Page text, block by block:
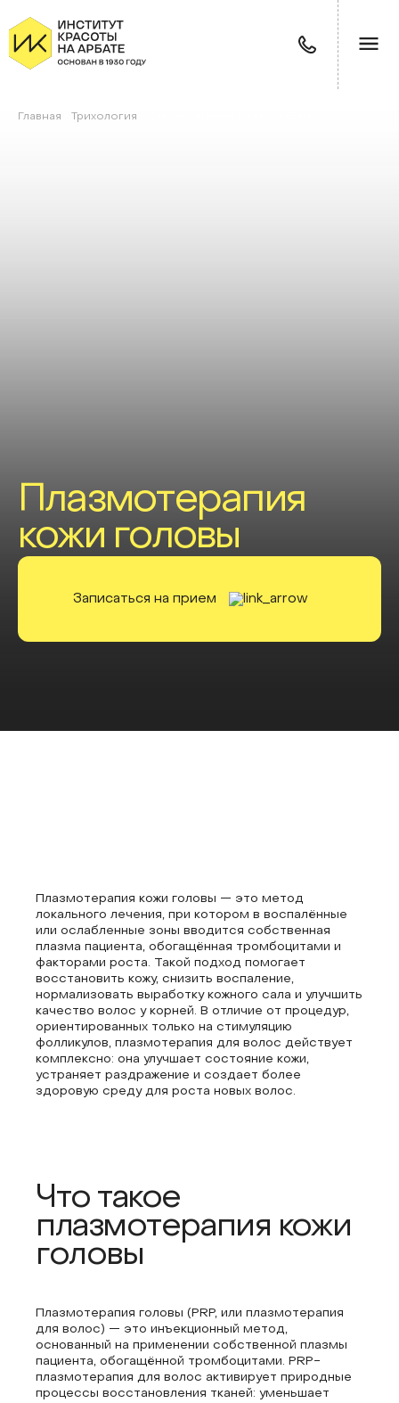
Главная Трихология
Плазмотерапия
кожи головы
Записаться на прием
Плазмотерапия кожи головы — это метод
локального лечения, при котором в воспалённые
или ослабленные зоны вводится собственная
плазма пациента, обогащённая тромбоцитами и
факторами роста. Такой подход помогает
восстановить кожу, снизить воспаление,
нормализовать выработку кожного сала и улучшить
качество волос у корней. В отличие от процедур,
ориентированных только на стимуляцию
фолликулов, плазмотерапия для волос действует
комплексно: она улучшает состояние кожи,
устраняет раздражение и создает более
здоровую среду для роста новых волос.
Что такое
плазмотерапия кожи
головы
Плазмотерапия головы (PRP, или плазмотерапия
для волос) — это инъекционный метод,
основанный на применении собственной плазмы
пациента, обогащённой тромбоцитами. PRP-
плазмотерапия для волос активирует природные
процессы восстановления тканей: уменьшает